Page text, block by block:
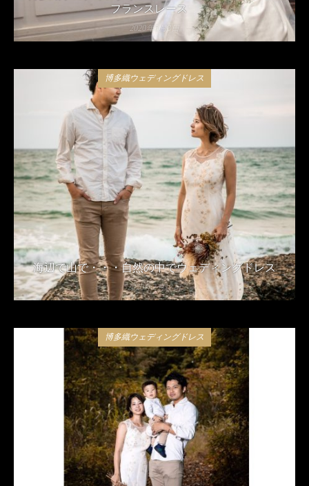
フランスレース
2020年5月8日
博多織ウェディングドレス
海辺で山で・・・自然の中でウェディングドレス
2020年2月13日
博多織ウェディングドレス